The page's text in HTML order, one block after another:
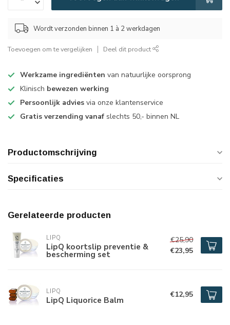
Wordt verzonden binnen 1 à 2 werkdagen
Toevoegen om te vergelijken Deel dit product
Werkzame ingrediënten van natuurlijke oorsprong
Klinisch bewezen werking
Persoonlijk advies via onze klantenservice
Gratis verzending vanaf slechts 50,- binnen NL
Productomschrijving
Specificaties
Gerelateerde producten
LIPQ
LipQ koortslip preventie &
bescherming set
€25,90
€23,95
LIPQ
LipQ Liquorice Balm €12,95